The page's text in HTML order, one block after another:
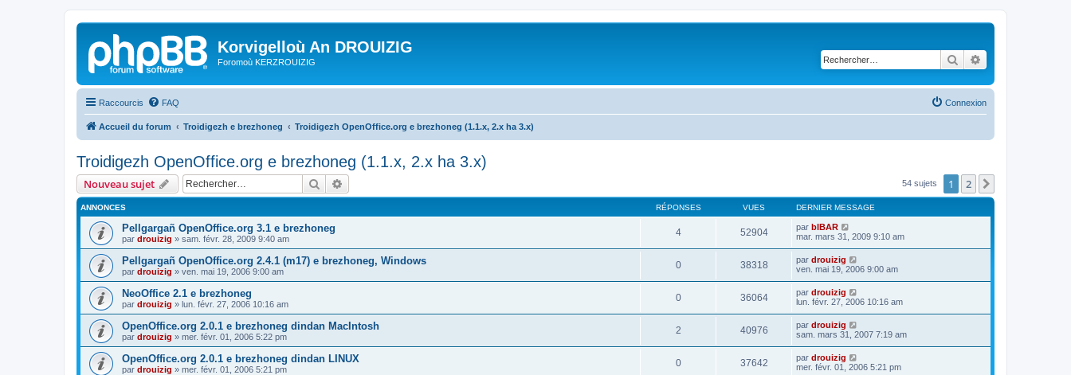
Korvigelloù An DROUIZIG
Foromoù KERZROUIZIG Rechercher
Raccourcis FAQ Connexion
Accueil du forum Troidigezh e brezhoneg Troidigezh OpenOffice.org e brezhoneg (1.1.x, 2.x ha 3.x)
Troidigezh OpenOffice.org e brezhoneg (1.1.x, 2.x ha 3.x)
Nouveau sujet Rechercher 54 sujets 1 2
ANNONCES RÉPONSES VUES DERNIER MESSAGE
Pellgargañ OpenOffice.org 3.1 e brezhoneg
par drouizig » sam. févr. 28, 2009 9:40 am
4 52904 par bIBAR
mar. mars 31, 2009 9:10 am
Pellgargañ OpenOffice.org 2.4.1 (m17) e brezhoneg, Windows
par drouizig » ven. mai 19, 2006 9:00 am
0 38318 par drouizig
ven. mai 19, 2006 9:00 am
NeoOffice 2.1 e brezhoneg
par drouizig » lun. févr. 27, 2006 10:16 am
0 36064 par drouizig
lun. févr. 27, 2006 10:16 am
OpenOffice.org 2.0.1 e brezhoneg dindan MacIntosh
par drouizig » mer. févr. 01, 2006 5:22 pm
2 40976 par drouizig
sam. mars 31, 2007 7:19 am
OpenOffice.org 2.0.1 e brezhoneg dindan LINUX
par drouizig » mer. févr. 01, 2006 5:21 pm
0 37642 par drouizig
mer. févr. 01, 2006 5:21 pm